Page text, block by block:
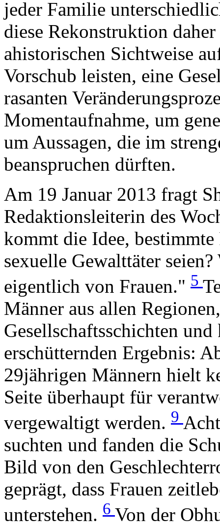
jeder Familie
diese Rekonstruktion
ahistorischen Sichtweise
Vorschub leisten, eine
rasanten
Momentaufnahme, um
um Aussagen, die im
beanspruchen dürften.
Am 19 Januar 2013 fragt
Redaktionsleiterin des
kommt die Idee,
sexuelle Gewalttäter
eigentlich von Frauen." 5
Männer aus allen
Gesellschaftsschichten
erschütternden Ergebnis:
29jährigen Männern hielt
Seite überhaupt für
vergewaltigt werden. 9
suchten und fanden die
Bild von den
geprägt, dass Frauen
unterstehen. 6 Von der